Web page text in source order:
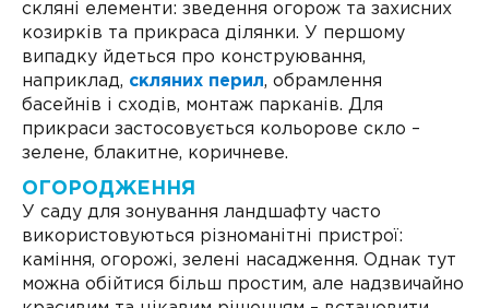
скляні елементи: зведення огорож та захисних
козирків та прикраса ділянки. У першому
випадку йдеться про конструювання,
наприклад, скляних перил, обрамлення
басейнів і сходів, монтаж парканів. Для
прикраси застосовується кольорове скло –
зелене, блакитне, коричневе.
ОГОРОДЖЕННЯ
У саду для зонування ландшафту часто
використовуються різноманітні пристрої:
каміння, огорожі, зелені насадження. Однак тут
можна обійтися більш простим, але надзвичайно